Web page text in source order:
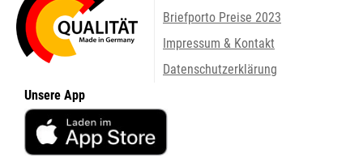
Briefporto Preise 2023
Impressum & Kontakt
Datenschutzerklärung
Unsere App